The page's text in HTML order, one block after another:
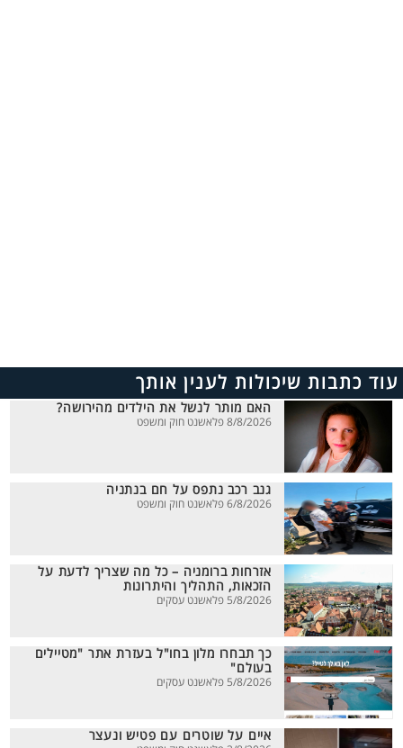
עוד כתבות שיכולות לענין אותך
האם מותר לנשל את הילדים מהירושה?
8/8/2026 פלאשנט חוק ומשפט
גנב רכב נתפס על חם בנתניה
6/8/2026 פלאשנט חוק ומשפט
אזרחות ברומניה – כל מה שצריך לדעת על
הזכאות, התהליך והיתרונות
5/8/2026 פלאשנט עסקים
כך תבחרו מלון בחו"ל בעזרת אתר "מטיילים
בעולם"
5/8/2026 פלאשנט עסקים
איים על שוטרים עם פטיש ונעצר